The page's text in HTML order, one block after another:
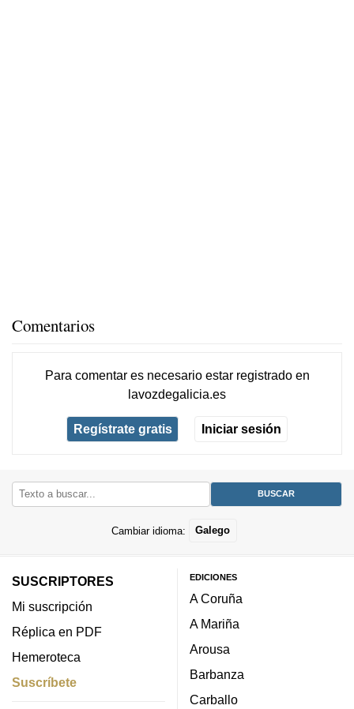
Comentarios
Para comentar es necesario estar registradoen
lavozdegalicia.es
Regístrate gratis Iniciar sesión
Cambiar idioma: Galego
SUSCRIPTORES
Mi suscripción
Réplica en PDF
Hemeroteca
Suscríbete
EDICIONES
A Coruña
A Mariña
Arousa
Barbanza
Carballo